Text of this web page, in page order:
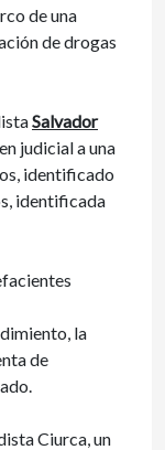
de una
de drogas
Salvador
judicial a una
identificado
identificada
la
de
Ciurca, un